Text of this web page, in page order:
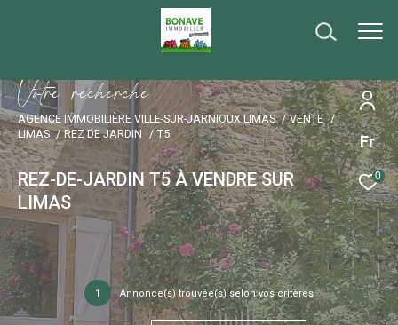
Fr
0
Votre recherche
AGENCE IMMOBILIÈRE VILLE-SUR-JARNIOUX LIMAS
VENTE
LIMAS
REZ DE JARDIN T5
REZ-DE-JARDIN T5 À VENDRE SUR
LIMAS
1 Annonce(s) trouvée(s) selon vos critères